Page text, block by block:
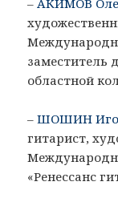
–АКИМОВ
заместитель
областной
–ШОШИН
гитарист,
«Ренессанс